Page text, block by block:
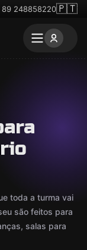
89 248858220🇵🇹
toda a turma vai
são feitos para
salas para